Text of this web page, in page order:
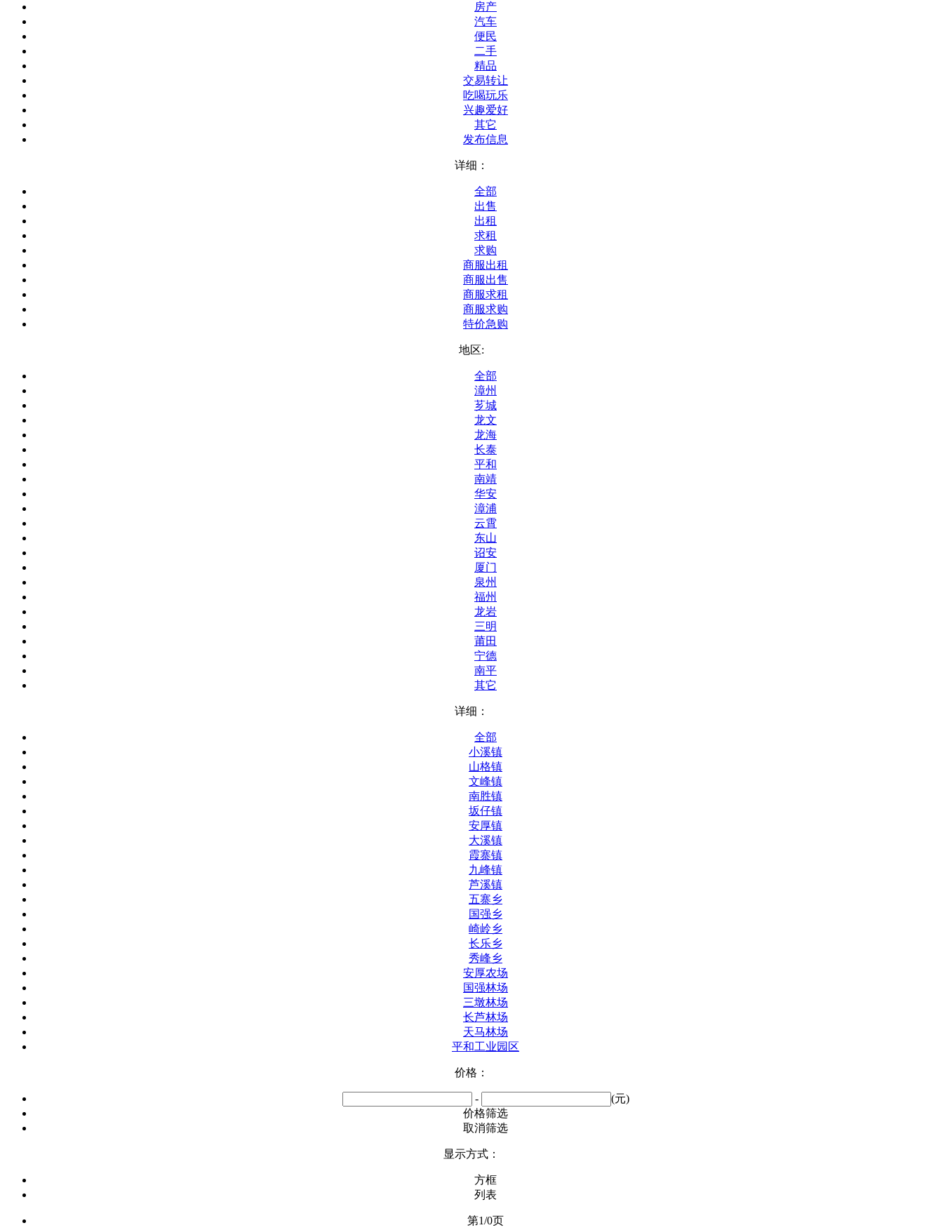
房产
汽车
便民
二手
精品
交易转让
吃喝玩乐
兴趣爱好
其它
发布信息
详细：
全部
出售
出租
求租
求购
商服出租
商服出售
商服求租
商服求购
特价急购
地区:
全部
漳州
芗城
龙文
龙海
长泰
平和
南靖
华安
漳浦
云霄
东山
诏安
厦门
泉州
福州
龙岩
三明
莆田
宁德
南平
其它
详细：
全部
小溪镇
山格镇
文峰镇
南胜镇
坂仔镇
安厚镇
大溪镇
霞寨镇
九峰镇
芦溪镇
五寨乡
国强乡
崎岭乡
长乐乡
秀峰乡
安厚农场
国强林场
三墩林场
长芦林场
天马林场
平和工业园区
价格：
-
(元)
价格筛选
取消筛选
显示方式：
方框
列表
第1/0页